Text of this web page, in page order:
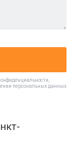
персональных данных